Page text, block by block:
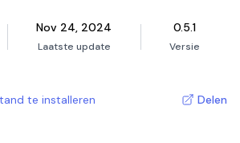
Nov 24, 2024
Laatste update
0.5.1
Versie
te installeren Delen